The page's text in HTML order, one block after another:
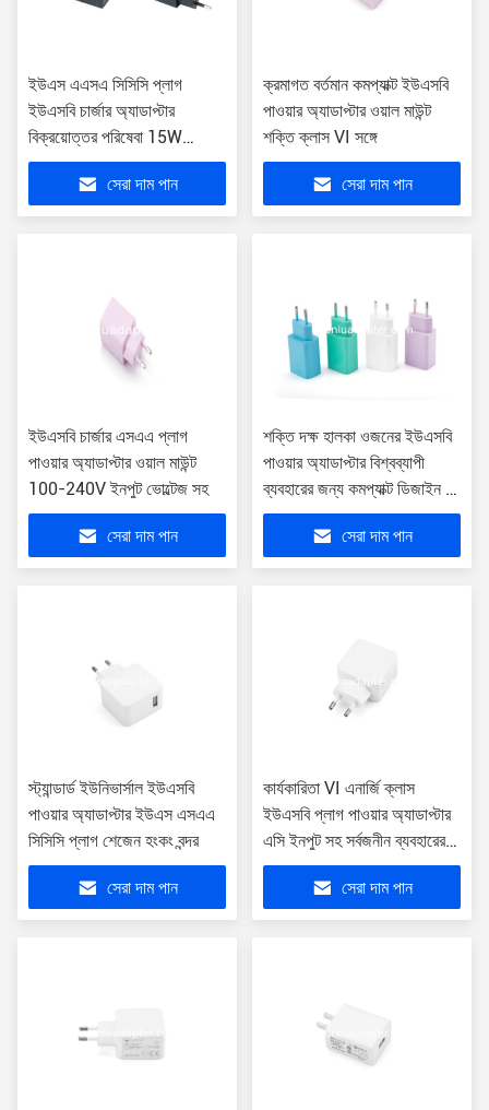
ইউএস এএসএ সিসিসি প্লাগ
ইউএসবি চার্জার অ্যাডাপ্টার
বিক্রয়োত্তর পরিষেবা 15W
স্ট্যান্ডবাই পাওয়ার
সেরা দাম পান
ক্রমাগত বর্তমান কমপ্যাক্ট ইউএসবি
পাওয়ার অ্যাডাপ্টার ওয়াল মাউন্ট
শক্তি ক্লাস VI সঙ্গে
সেরা দাম পান
ইউএসবি চার্জার এসএএ প্লাগ
পাওয়ার অ্যাডাপ্টার ওয়াল মাউন্ট
100-240V ইনপুট ভোল্টেজ সহ
সেরা দাম পান
শক্তি দক্ষ হালকা ওজনের ইউএসবি
পাওয়ার অ্যাডাপ্টার বিশ্বব্যাপী
ব্যবহারের জন্য কমপ্যাক্ট ডিজাইন -
90 গ্রাম
সেরা দাম পান
স্ট্যান্ডার্ড ইউনিভার্সাল ইউএসবি
পাওয়ার অ্যাডাপ্টার ইউএস এসএএ
সিসিসি প্লাগ শেজেন হংকং বন্দর
সেরা দাম পান
কার্যকারিতা VI এনার্জি ক্লাস
ইউএসবি প্লাগ পাওয়ার অ্যাডাপ্টার
এসি ইনপুট সহ সর্বজনীন ব্যবহারের
জন্য
সেরা দাম পান